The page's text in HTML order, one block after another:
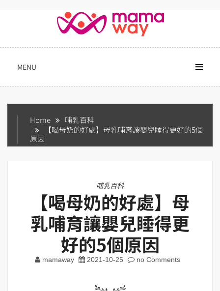
MENU
Home
哺乳百科
【喝母奶的好處】母乳哺育讓嬰兒睡得更好的5個
原因
哺乳百科
【喝母奶的好處】母
乳哺育讓嬰兒睡得更
好的5個原因
mamaway 2021-10-25 no Comments